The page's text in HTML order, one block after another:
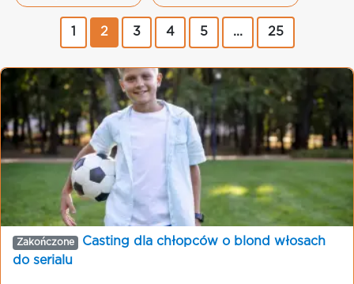
2 3 4 5 ... 25
Zakończone
Casting dla chłopców o blond włosach
do serialu